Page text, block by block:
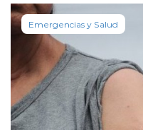
Emergencias y Salud